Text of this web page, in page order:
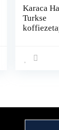
Karaca
Turkse
achine,